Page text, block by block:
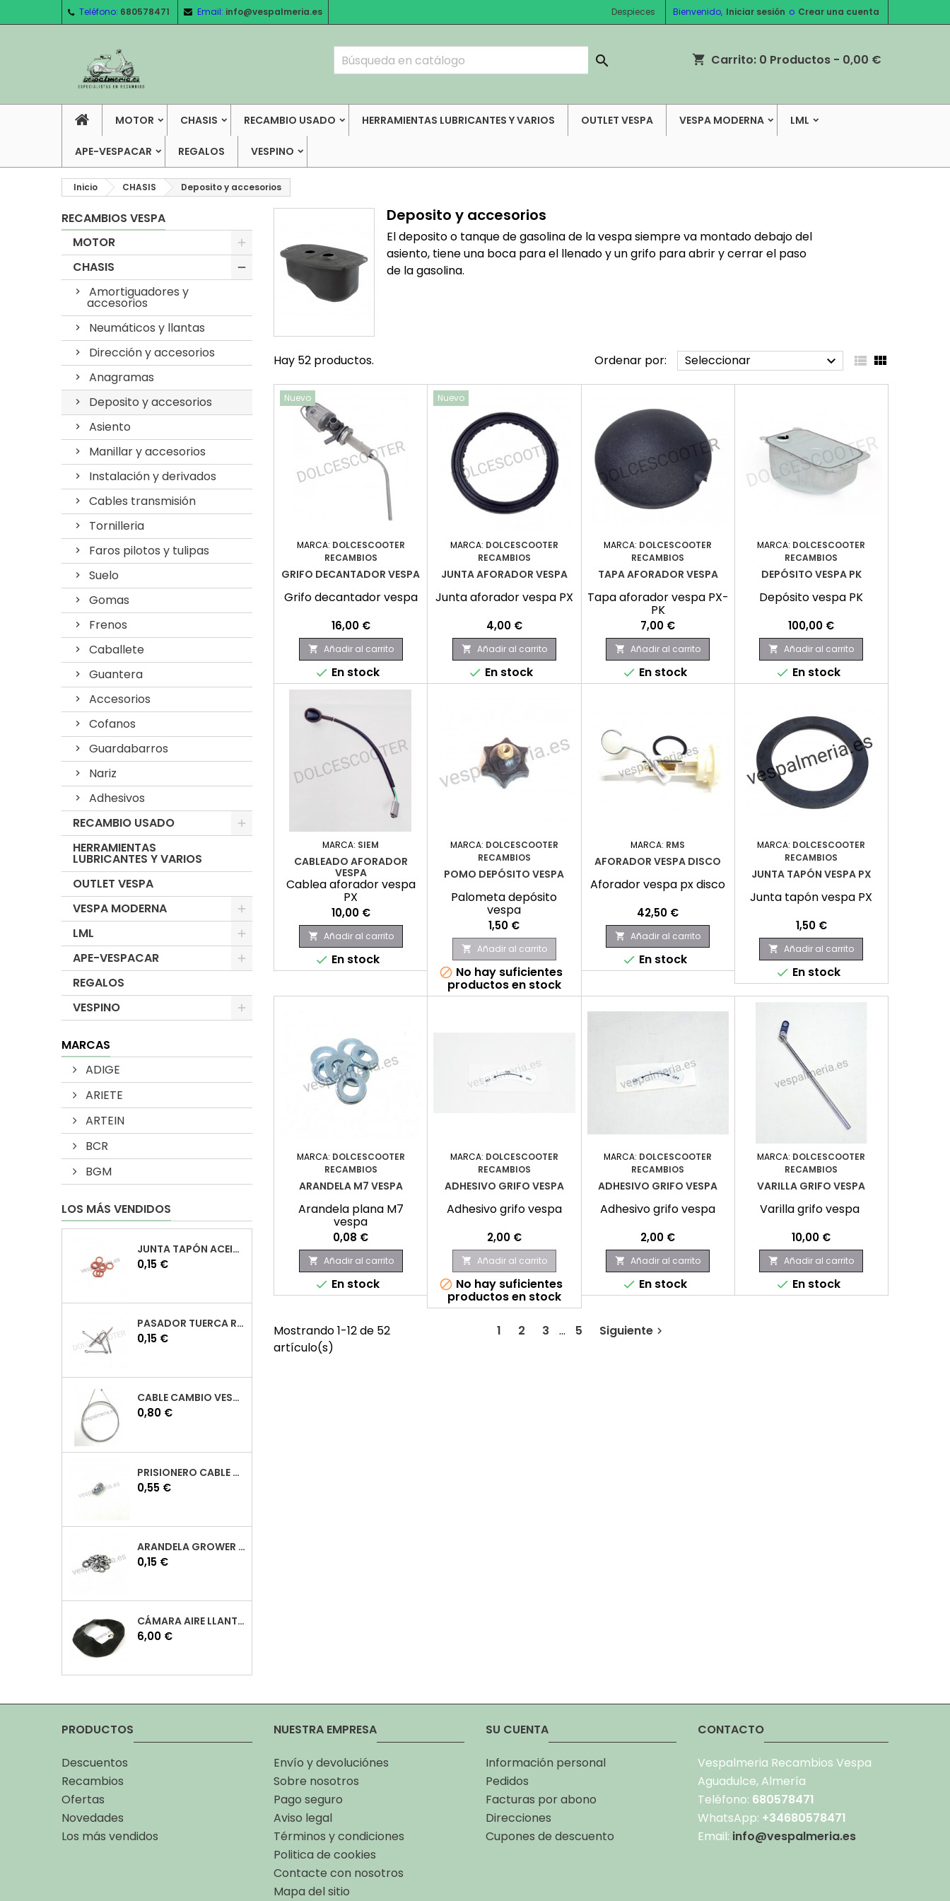
Teléfono: 680578471 Email: info@vespalmeria.es Bienvenido, Iniciar sesión o Crear una cuenta
Despieces
shopping_cart Carrito: 0 Productos - 0,00 €

MOTOR CHASIS RECAMBIO USADO HERRAMIENTAS LUBRICANTES Y VARIOS OUTLET VESPA VESPA MODERNA LML
APE-VESPACAR REGALOS VESPINO
Inicio CHASIS Deposito y accesorios
RECAMBIOS VESPA
MOTOR
CHASIS
Amortiguadores y
accesorios
Neumáticos y llantas
Dirección y accesorios
Anagramas
Deposito y accesorios
Asiento
Manillar y accesorios
Instalación y derivados
Cables transmisión
Tornilleria
Faros pilotos y tulipas
Suelo
Gomas
Frenos
Caballete
Guantera
Accesorios
Cofanos
Guardabarros
Nariz
Adhesivos
RECAMBIO USADO
HERRAMIENTAS
LUBRICANTES Y VARIOS
OUTLET VESPA
VESPA MODERNA
LML
APE-VESPACAR
REGALOS
VESPINO
MARCAS
ADIGE
ARIETE
ARTEIN
BCR
BGM
LOS MÁS VENDIDOS
JUNTA TAPÓN ACEITE VESPA
Precio
0,15 €
PASADOR TUERCA RUEDA VESPA
Precio
0,15 €
CABLE CAMBIO VESPA
Precio
0,80 €
PRISIONERO CABLE CAMBIO VESPA
Precio
0,55 €
ARANDELA GROWER M7 INOX VESPA
Precio
0,15 €
CÁMARA AIRE LLANTA 10 VESPA
Precio
6,00 €
Deposito y accesorios
El deposito o tanque de gasolina de la vespa siempre va montado debajo del
asiento, tiene una boca para el llenado y un grifo para abrir y cerrar el paso
de la gasolina.
Hay 52 productos. Ordenar por: Seleccionar   
Nuevo
MARCA: DOLCESCOOTER
RECAMBIOS
GRIFO DECANTADOR VESPA
Grifo decantador vespa
Precio
16,00 €
 Añadir al carrito
 En stock
Nuevo
MARCA: DOLCESCOOTER
RECAMBIOS
JUNTA AFORADOR VESPA
Junta aforador vespa PX
Precio
4,00 €
 Añadir al carrito
 En stock
MARCA: DOLCESCOOTER
RECAMBIOS
TAPA AFORADOR VESPA
Tapa aforador vespa PX-
PK
Precio
7,00 €
 Añadir al carrito
 En stock
MARCA: DOLCESCOOTER
RECAMBIOS
DEPÓSITO VESPA PK
Depósito vespa PK
Precio
100,00 €
 Añadir al carrito
 En stock
MARCA: SIEM
CABLEADO AFORADOR
VESPA
Cablea aforador vespa
PX
Precio
10,00 €
 Añadir al carrito
 En stock
MARCA: DOLCESCOOTER
RECAMBIOS
POMO DEPÓSITO VESPA
Palometa depósito
vespa
Precio
1,50 €
 Añadir al carrito
 No hay suficientes
productos en stock
MARCA: RMS
AFORADOR VESPA DISCO
Aforador vespa px disco
Precio
42,50 €
 Añadir al carrito
 En stock
MARCA: DOLCESCOOTER
RECAMBIOS
JUNTA TAPÓN VESPA PX
Junta tapón vespa PX
Precio
1,50 €
 Añadir al carrito
 En stock
MARCA: DOLCESCOOTER
RECAMBIOS
ARANDELA M7 VESPA
Arandela plana M7
vespa
Precio
0,08 €
 Añadir al carrito
 En stock
MARCA: DOLCESCOOTER
RECAMBIOS
ADHESIVO GRIFO VESPA
Adhesivo grifo vespa
Precio
2,00 €
 Añadir al carrito
 No hay suficientes
productos en stock
MARCA: DOLCESCOOTER
RECAMBIOS
ADHESIVO GRIFO VESPA
Adhesivo grifo vespa
Precio
2,00 €
 Añadir al carrito
 En stock
MARCA: DOLCESCOOTER
RECAMBIOS
VARILLA GRIFO VESPA
Varilla grifo vespa
Precio
10,00 €
 Añadir al carrito
 En stock
Mostrando 1-12 de 52
artículo(s)
1 2 3 … 5 Siguiente
PRODUCTOS
Descuentos
Recambios
Ofertas
Novedades
Los más vendidos
NUESTRA EMPRESA
Envío y devoluciónes
Sobre nosotros
Pago seguro
Aviso legal
Términos y condiciones
Politica de cookies
Contacte con nosotros
Mapa del sitio
SU CUENTA
Información personal
Pedidos
Facturas por abono
Direcciones
Cupones de descuento
CONTACTO
Vespalmeria Recambios Vespa
Aguadulce, Almería
Teléfono: 680578471
WhatsApp: +34680578471
Email: info@vespalmeria.es